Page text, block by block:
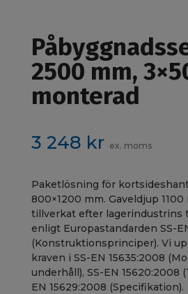
2500 mm,
monterad
3 248 kr ex. moms
Paketlösning för
800×1200 mm. Gaveldjup
tillverkat efter lagerindustrins
enligt Europastandarden SS-
(Konstruktionsprinciper). Vi
kraven i SS-EN 15635:2008
underhåll), SS-EN 15620:2008
EN 15629:2008 (Specifikation).